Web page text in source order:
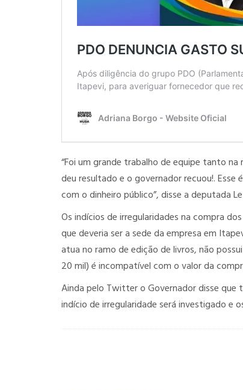
“Foi um grande trabalho de equipe tanto
deu resultado e o governador recuou!.
com o dinheiro público”, disse a deputada
Os indícios de irregularidades na compra
que deveria ser a sede da empresa em
atua no ramo de edição de livros, não
20 mil) é incompatível com o valor da
Ainda pelo Twitter o Governador disse que
indício de irregularidade será investigado e